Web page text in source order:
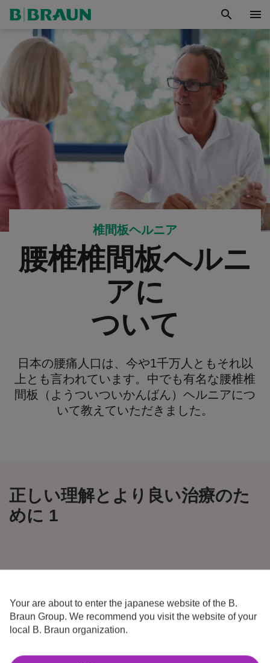
Your are about to enter the japanese website of the B.
Braun Group. We recommend you visit the website of your
local B. Braun organization.
search menu
椎間板ヘルニア
腰椎椎間板ヘルニ
アに
ついて
日本の腰痛人口は、今や1千万人ともそれ以
上とも言われています。中でも有名な腰椎椎
間板（ようついついかんばん）ヘルニアにつ
いて教えていただきました。
正しい理解とより良い治療のた
めに 1